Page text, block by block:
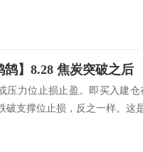
鹄】8.28 焦炭突破之后
压力位止损止盈。即买入建
破支撑位止损，反之一样。这